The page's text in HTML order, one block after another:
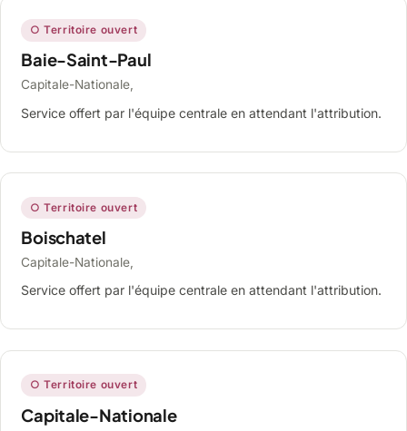
○ Territoire ouvert
Baie-Saint-Paul
Capitale-Nationale,
Service offert par l'équipe centrale en attendant l'attribution.
○ Territoire ouvert
Boischatel
Capitale-Nationale,
Service offert par l'équipe centrale en attendant l'attribution.
○ Territoire ouvert
Capitale-Nationale